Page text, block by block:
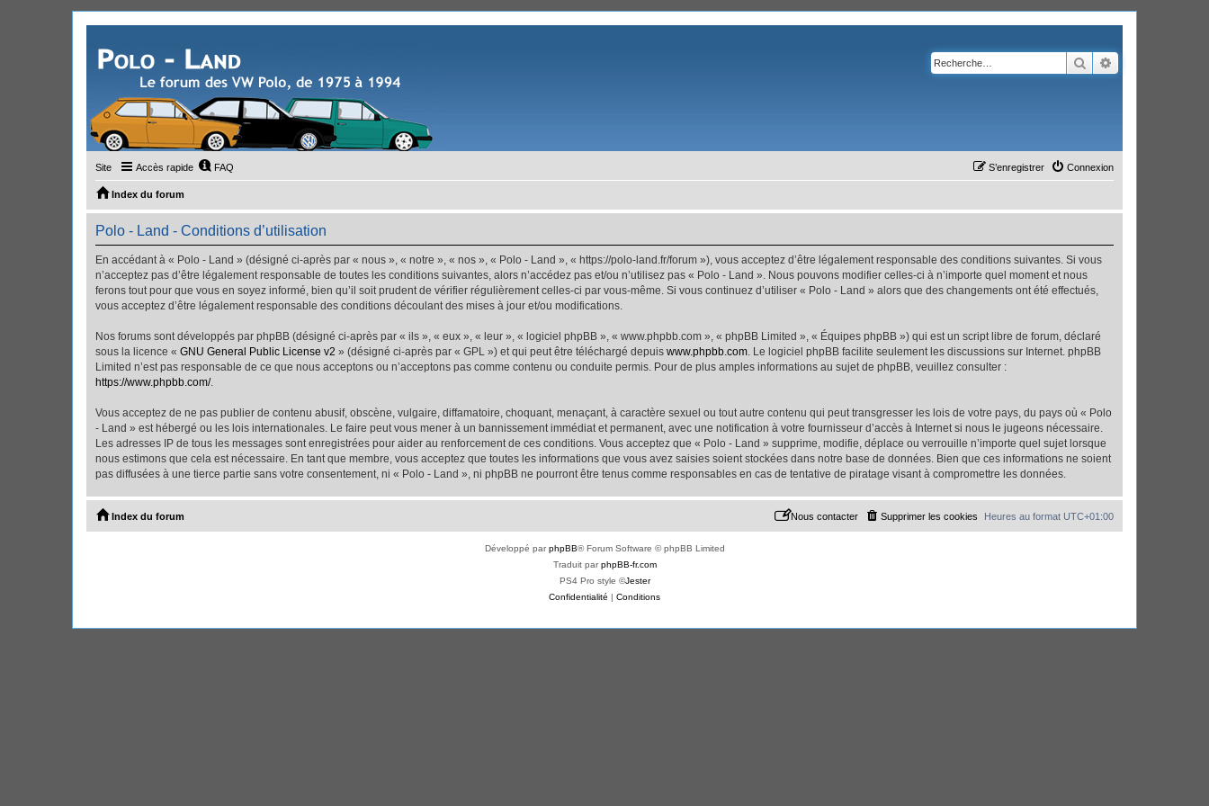
Rechercher
Site Accès rapide FAQ Connexion
S’enregistrer
Index du forum
Polo - Land - Conditions d’utilisation
En accédant à « Polo - Land » (désigné ci-après par « nous », « notre », « nos », « Polo - Land », « https://polo-land.fr/forum »), vous acceptez d’être légalement responsable des conditions suivantes. Si vous
n’acceptez pas d’être légalement responsable de toutes les conditions suivantes, alors n’accédez pas et/ou n’utilisez pas « Polo - Land ». Nous pouvons modifier celles-ci à n’importe quel moment et nous
ferons tout pour que vous en soyez informé, bien qu’il soit prudent de vérifier régulièrement celles-ci par vous-même. Si vous continuez d’utiliser « Polo - Land » alors que des changements ont été effectués,
vous acceptez d’être légalement responsable des conditions découlant des mises à jour et/ou modifications.
Nos forums sont développés par phpBB (désigné ci-après par « ils », « eux », « leur », « logiciel phpBB », « www.phpbb.com », « phpBB Limited », « Équipes phpBB ») qui est un script libre de forum, déclaré
sous la licence « GNU General Public License v2 » (désigné ci-après par « GPL ») et qui peut être téléchargé depuis www.phpbb.com. Le logiciel phpBB facilite seulement les discussions sur Internet. phpBB
Limited n’est pas responsable de ce que nous acceptons ou n’acceptons pas comme contenu ou conduite permis. Pour de plus amples informations au sujet de phpBB, veuillez consulter :
https://www.phpbb.com/.
Vous acceptez de ne pas publier de contenu abusif, obscène, vulgaire, diffamatoire, choquant, menaçant, à caractère sexuel ou tout autre contenu qui peut transgresser les lois de votre pays, du pays où « Polo
- Land » est hébergé ou les lois internationales. Le faire peut vous mener à un bannissement immédiat et permanent, avec une notification à votre fournisseur d’accès à Internet si nous le jugeons nécessaire.
Les adresses IP de tous les messages sont enregistrées pour aider au renforcement de ces conditions. Vous acceptez que « Polo - Land » supprime, modifie, déplace ou verrouille n’importe quel sujet lorsque
nous estimons que cela est nécessaire. En tant que membre, vous acceptez que toutes les informations que vous avez saisies soient stockées dans notre base de données. Bien que ces informations ne soient
pas diffusées à une tierce partie sans votre consentement, ni « Polo - Land », ni phpBB ne pourront être tenus comme responsables en cas de tentative de piratage visant à compromettre les données.
Index du forum Heures au format UTC+01:00
Supprimer les cookies
Nous contacter
Développé parphpBB® Forum Software © phpBB Limited
Traduit parphpBB-fr.com
PS4 Pro style ©Jester
Confidentialité | Conditions